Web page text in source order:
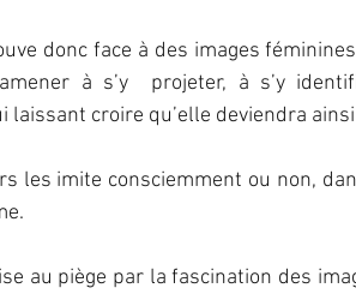
donc face à des images
à s’y  projeter, à s’y
laissant croire qu’elle deviendra
les imite consciemment ou non,
au piège par la fascination des